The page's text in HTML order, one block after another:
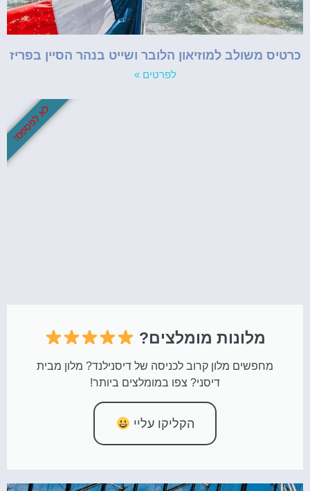
כרטיס משולב למוזיאון הלובר ושייט בנהר הסיין בפריז
לפרטים »
מלונות מומלצים?
מחפשים מלון קרוב לכניסה של דיסנילנד? מלון מבית
דיסני? צפו במומלצים ביותר!
הקליקו עליי
לא לפספס!